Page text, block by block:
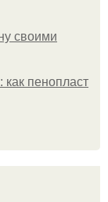
своими
пенопласт